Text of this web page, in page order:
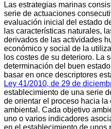
Las estrategias marinas
serie de actuaciones
evaluación inicial del estado
las características naturales,
derivados de las actividades
económico y social de la
los costes de su deterioro. La
determinación del buen
basar en once descriptores
Ley 41/2010, de 29 de
establecimiento de una serie
de orientar el proceso hacia
ambiental. Cada objetivo
uno o varios indicadores